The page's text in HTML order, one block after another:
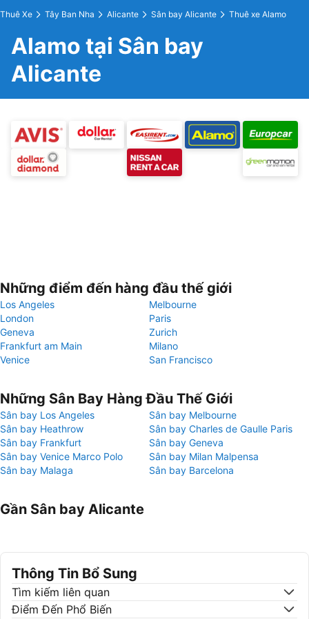
Thuê Xe Tây Ban Nha Alicante Sân bay Alicante Thuê xe Alamo
Alamo tại Sân bay
Alicante
Những điểm đến hàng đầu thế giới
Los Angeles
Melbourne
London
Paris
Geneva
Zurich
Frankfurt am Main
Milano
Venice
San Francisco
Những Sân Bay Hàng Đầu Thế Giới
Sân bay Los Angeles
Sân bay Melbourne
Sân bay Heathrow
Sân bay Charles de Gaulle Paris
Sân bay Frankfurt
Sân bay Geneva
Sân bay Venice Marco Polo
Sân bay Milan Malpensa
Sân bay Malaga
Sân bay Barcelona
Gần Sân bay Alicante
Thông Tin Bổ Sung
Tìm kiếm liên quan
Điểm Đến Phổ Biến